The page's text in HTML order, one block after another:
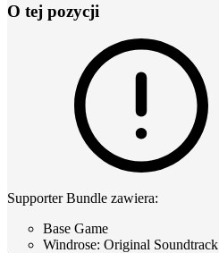
O tej pozycji
Supporter Bundle zawiera:
Base Game
Windrose: Original Soundtrack